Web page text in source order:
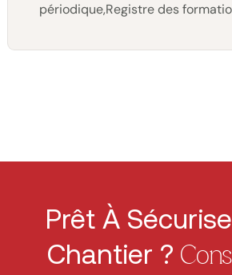
périodique,Registre des
Prêt À
Chantier ?